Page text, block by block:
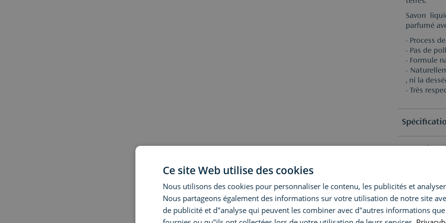
Savon
parfumé
- Process
- Pas de
- Formule
-
, ni la
- Très
Olivate,
Fruit Oil.
Questions
Ce site Web utilise des cookies
Nous utilisons des cookies pour personnaliser le contenu, les publicités et
Nous partageons également des informations sur votre utilisation de notre site
de publicité et d"analyse qui peuvent les combiner avec d"autres informations